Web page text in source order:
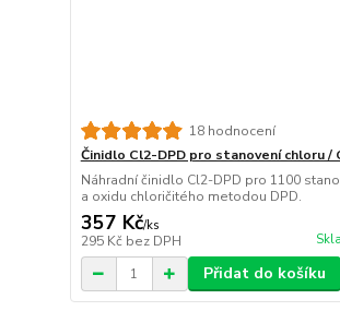
18 hodnocení
Činidlo Cl2-DPD pro stanovení chloru /
Náhradní činidlo Cl2-DPD pro 1100
a oxidu chloričitého metodou DPD.
357 Kč/ks
295 Kč bez DPH
Přidat do košíku